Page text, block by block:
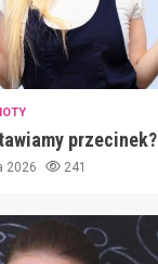
przecinek?
2026 241